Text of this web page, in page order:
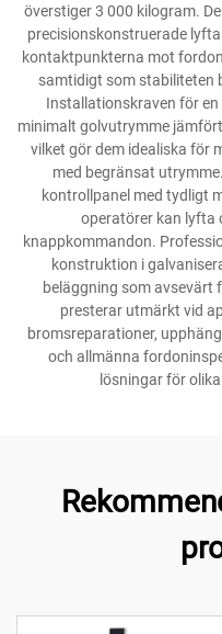
överstiger 3 000 kilogram.
precisionskonstruerade
kontaktpunkterna mot
samtidigt som stabiliteten
Installationskraven för
minimalt golvutrymme
vilket gör dem idealiska för
med begränsat
kontrollpanel med tydligt
operatörer kan lyfta
knappkommandon.
konstruktion i
beläggning som avsevärt
presterar utmärkt vid
bromsreparationer,
och allmänna
lösningar för